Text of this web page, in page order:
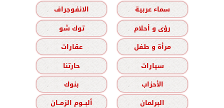
سماء عربية
الانفوجراف
رؤى و أحلام
توك شو
مرأة و طفل
عقارات
سيارات
حارتنا
الأحزاب
بنوك
البرلمان
ألبــوم الزمــان